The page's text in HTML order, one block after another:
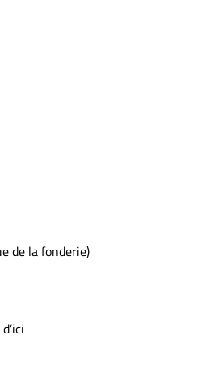
de la fonderie)